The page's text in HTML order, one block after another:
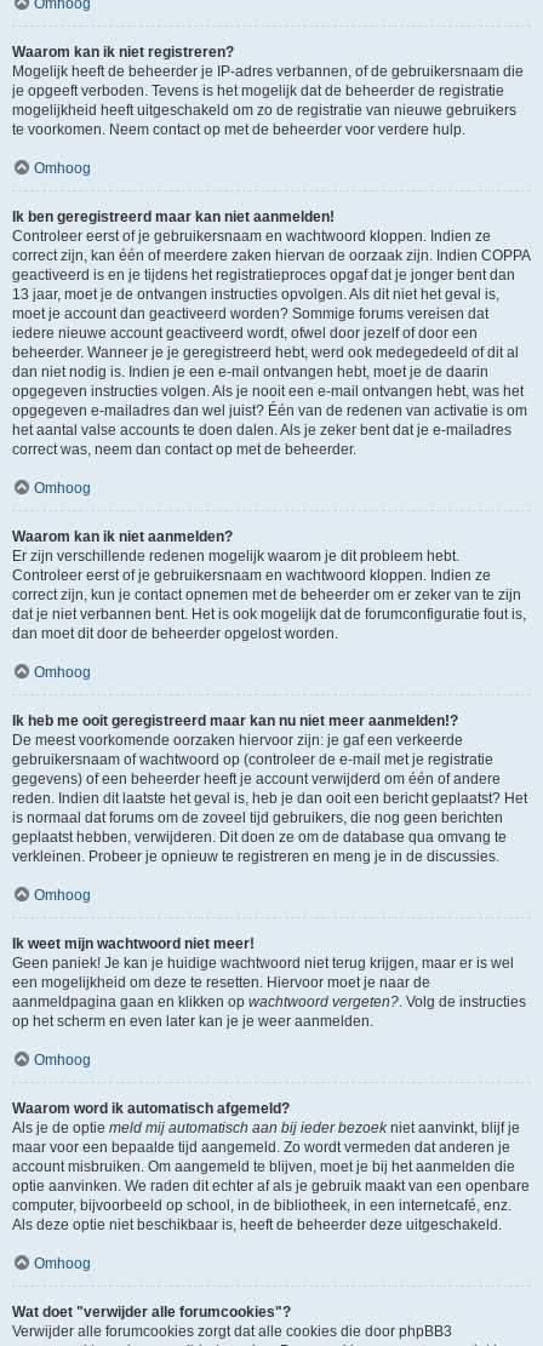
Omhoog
Waarom kan ik niet registreren?
Mogelijk heeft de beheerder je IP-adres verbannen, of de gebruikersnaam die
je opgeeft verboden. Tevens is het mogelijk dat de beheerder de registratie
mogelijkheid heeft uitgeschakeld om zo de registratie van nieuwe gebruikers
te voorkomen. Neem contact op met de beheerder voor verdere hulp.
Omhoog
Ik ben geregistreerd maar kan niet aanmelden!
Controleer eerst of je gebruikersnaam en wachtwoord kloppen. Indien ze
correct zijn, kan één of meerdere zaken hiervan de oorzaak zijn. Indien COPPA
geactiveerd is en je tijdens het registratieproces opgaf dat je jonger bent dan
13 jaar, moet je de ontvangen instructies opvolgen. Als dit niet het geval is,
moet je account dan geactiveerd worden? Sommige forums vereisen dat
iedere nieuwe account geactiveerd wordt, ofwel door jezelf of door een
beheerder. Wanneer je je geregistreerd hebt, werd ook medegedeeld of dit al
dan niet nodig is. Indien je een e-mail ontvangen hebt, moet je de daarin
opgegeven instructies volgen. Als je nooit een e-mail ontvangen hebt, was het
opgegeven e-mailadres dan wel juist? Één van de redenen van activatie is om
het aantal valse accounts te doen dalen. Als je zeker bent dat je e-mailadres
correct was, neem dan contact op met de beheerder.
Omhoog
Waarom kan ik niet aanmelden?
Er zijn verschillende redenen mogelijk waarom je dit probleem hebt.
Controleer eerst of je gebruikersnaam en wachtwoord kloppen. Indien ze
correct zijn, kun je contact opnemen met de beheerder om er zeker van te zijn
dat je niet verbannen bent. Het is ook mogelijk dat de forumconfiguratie fout is,
dan moet dit door de beheerder opgelost worden.
Omhoog
Ik heb me ooit geregistreerd maar kan nu niet meer aanmelden!?
De meest voorkomende oorzaken hiervoor zijn: je gaf een verkeerde
gebruikersnaam of wachtwoord op (controleer de e-mail met je registratie
gegevens) of een beheerder heeft je account verwijderd om één of andere
reden. Indien dit laatste het geval is, heb je dan ooit een bericht geplaatst? Het
is normaal dat forums om de zoveel tijd gebruikers, die nog geen berichten
geplaatst hebben, verwijderen. Dit doen ze om de database qua omvang te
verkleinen. Probeer je opnieuw te registreren en meng je in de discussies.
Omhoog
Ik weet mijn wachtwoord niet meer!
Geen paniek! Je kan je huidige wachtwoord niet terug krijgen, maar er is wel
een mogelijkheid om deze te resetten. Hiervoor moet je naar de
aanmeldpagina gaan en klikken op wachtwoord vergeten?. Volg de instructies
op het scherm en even later kan je je weer aanmelden.
Omhoog
Waarom word ik automatisch afgemeld?
Als je de optie meld mij automatisch aan bij ieder bezoekniet aanvinkt, blijf je
maar voor een bepaalde tijd aangemeld. Zo wordt vermeden dat anderen je
account misbruiken. Om aangemeld te blijven, moet je bij het aanmelden die
optie aanvinken. We raden dit echter af als je gebruik maakt van een openbare
computer, bijvoorbeeld op school, in de bibliotheek, in een internetcafé, enz.
Als deze optie niet beschikbaar is, heeft de beheerder deze uitgeschakeld.
Omhoog
Wat doet "verwijder alle forumcookies"?
Verwijder alle forumcookies zorgt dat alle cookies die door phpBB3